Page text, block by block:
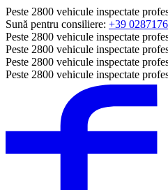
Peste 2800 vehicule inspectate
Sună pentru consiliere: +39
Peste 2800 vehicule inspectate
Peste 2800 vehicule inspectate
Peste 2800 vehicule inspectate
Peste 2800 vehicule inspectate